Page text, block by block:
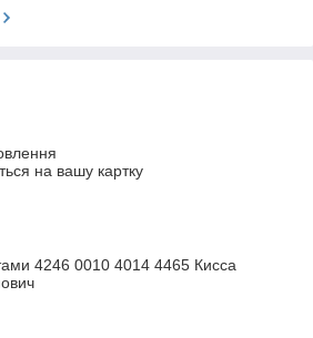
на вашу картку
4246 0010 4014 4465 Кисса